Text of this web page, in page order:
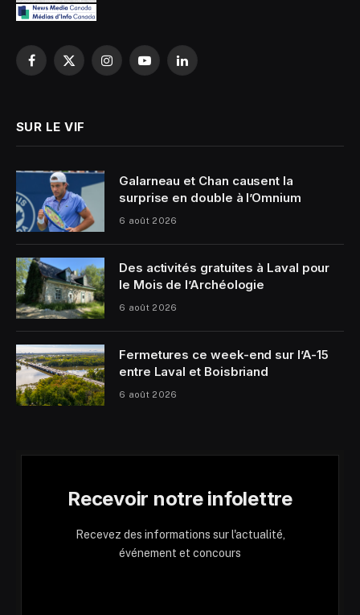
Facebook
X
InstagramYouTubeLinkedIn
SUR LE VIF
Galarneau et Chan causent la
surprise en double à l’Omnium
6 août 2026
Des activités gratuites à Laval pour
le Mois de l’Archéologie
6 août 2026
Fermetures ce week-end sur l’A-15
entre Laval et Boisbriand
6 août 2026
Recevoir notre infolettre
Recevez des informations sur l'actualité,
événement et concours